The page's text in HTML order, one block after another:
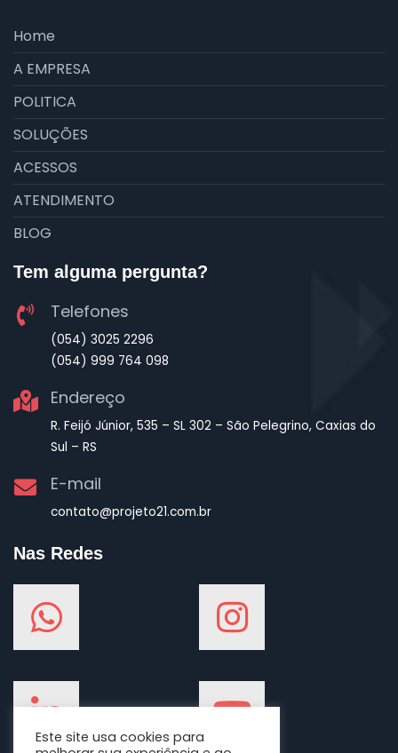
Home
A EMPRESA
POLITICA
SOLUÇÕES
ACESSOS
ATENDIMENTO
BLOG
Tem alguma pergunta?
Telefones
(054) 3025 2296
(054) 999 764 098
Endereço
R. Feijó Júnior, 535 – SL 302 – São Pelegrino, Caxias do
Sul – RS
E-mail
contato@projeto21.com.br
Nas Redes
Este site usa cookies para